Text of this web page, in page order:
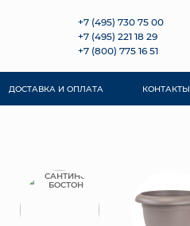
+7 (495) 730 75 00
+7 (495) 221 18 29
+7 (800) 775 16 51
ДОСТАВКА И ОПЛАТА КОНТАКТЫ